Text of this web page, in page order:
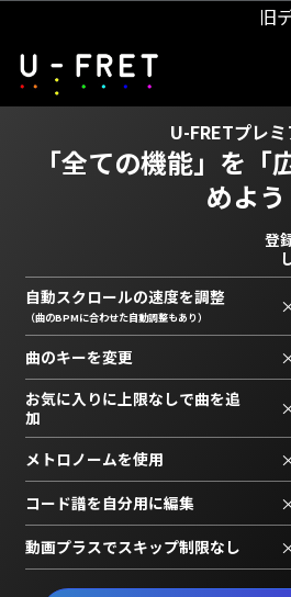
旧
U-FRETプレミ
「全ての機能」を
めよう
登
自動スクロールの速度を調整
（曲のBPMに合わせた自動調整もあり）
曲のキーを変更
お気に入りに上限なしで曲を追
加
メトロノームを使用
コード譜を自分用に編集
動画プラスでスキップ制限なし